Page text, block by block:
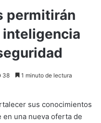
permitirán
inteligencia
38 1 minuto de lectura
sus conocimientos
una nueva oferta de